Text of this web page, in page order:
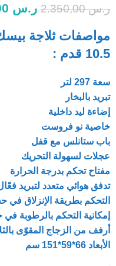
ر.س2.350,00 ر.س
10.5 قدم :
سعة 297 لتر
تبريد بالبخار
إضاءة ليد داخلية
خاصية نو فروست
باب ستانلس مع قفل
عجلات لسهولة التحريك
مفتاح تحكم بدرجة الحرارة
تدفق هوائي متعدد لتبريد
التحكم بطريقة الإنزلاق في
إمكانية التحكم بالرطوبة
أرفف من الزجاج المقوّى
الأبعاد 66*59*151 سم